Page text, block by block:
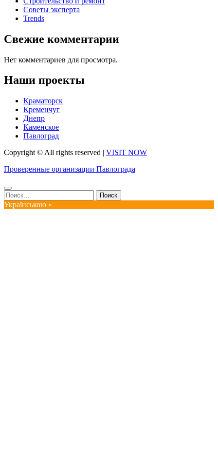
Советы эксперта
Trends
Свежие комментарии
Нет комментариев для просмотра.
Наши проекты
Краматорск
Кременчуг
Днепр
Каменское
Павлоград
Copyright © All rights reserved | VISIT NOW
Проверенные организации Павлограда
Найти:
Українською »